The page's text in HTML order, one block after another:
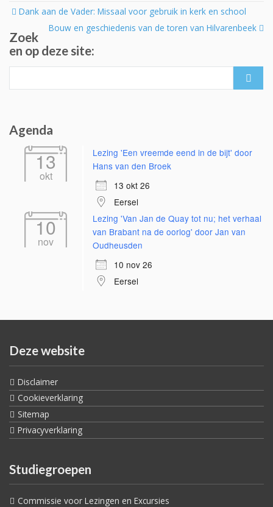
Post
navigation
Dank aan de Vader: Missaal voor gebruik in kerk en school
Bouw en geschiedenis van de toren van Hilvarenbeek
Zoek
en op deze site:
Agenda
13
okt
Lezing 'Een vreemde eend in de bijt' door
Hans van den Broek
13 okt 26
Eersel
10
nov
Lezing 'Van Jan de Quay tot nu; het verhaal
van Brabant na de oorlog' door Jan van
Oudheusden
10 nov 26
Eersel
Deze website
Disclaimer
Cookieverklaring
Sitemap
Privacyverklaring
Studiegroepen
Commissie voor Lezingen en Excursies